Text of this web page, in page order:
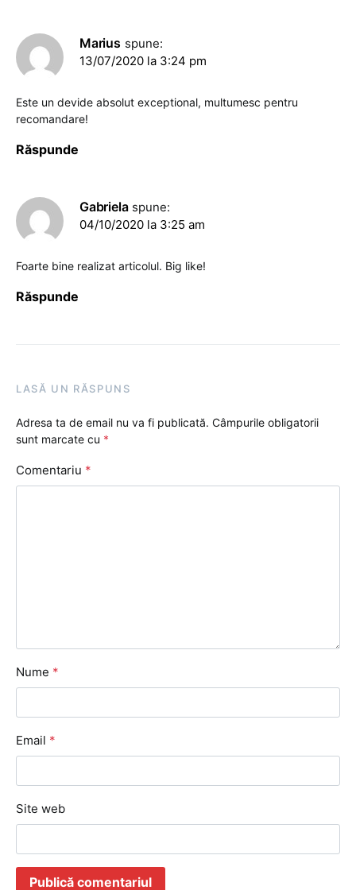
Marius spune:
13/07/2020 la 3:24 pm
Este un devide absolut exceptional, multumesc pentru
recomandare!
Răspunde
Gabriela spune:
04/10/2020 la 3:25 am
Foarte bine realizat articolul. Big like!
Răspunde
LASĂ UN RĂSPUNS
Adresa ta de email nu va fi publicată. Câmpurile obligatorii
sunt marcate cu *
Comentariu *
Nume *
Email *
Site web